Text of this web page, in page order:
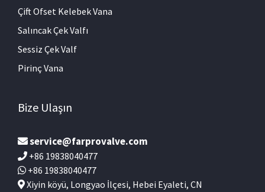
Çift Ofset Kelebek Vana
Salıncak Çek Valfı
Sessiz Çek Valf
Pirinç Vana
Bize Ulaşın
service@farprovalve.com
+86 19838040477
+86 19838040477
Xiyin köyü, Longyao İlçesi, Hebei Eyaleti, CN